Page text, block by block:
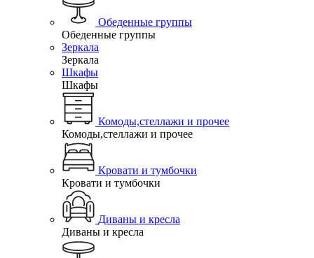
Обеденные группы
Обеденные группы
Зеркала
Зеркала
Шкафы
Шкафы
Комоды,стеллажи и прочее
Комоды,стеллажи и прочее
Кровати и тумбочки
Кровати и тумбочки
Диваны и кресла
Диваны и кресла